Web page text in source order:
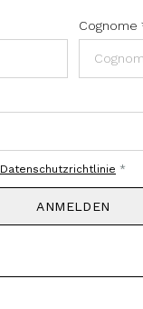
Cognome
Datenschutzrichtlinie *
ANMELDEN